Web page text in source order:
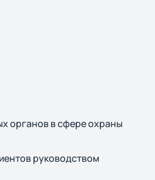
органов в сфере охраны
руководством